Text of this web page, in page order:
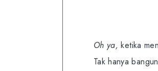
Oh ya,ketika
Tak hanya